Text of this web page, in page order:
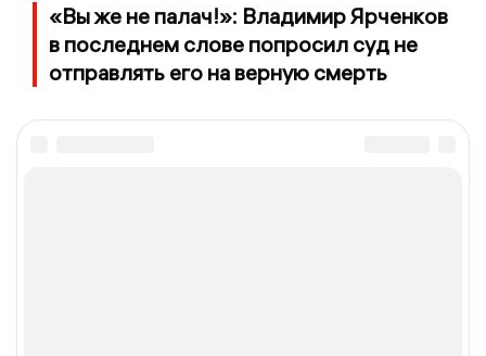
«Вы же не палач!»: Владимир Ярченков
в последнем слове попросил суд не
отправлять его на верную смерть